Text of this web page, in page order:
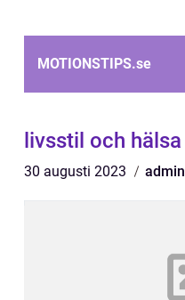
MOTIONSTIPS.se
livsstil och hälsa
30 augusti 2023 admin